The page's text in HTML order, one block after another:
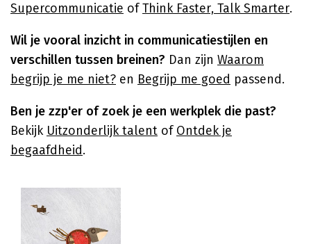
Supercommunicatie ofThink Faster, Talk Smarter.
Wil je vooral inzicht in communicatiestijlen en
verschillen tussen breinen? Dan zijn Waarom
begrijp je me niet? en Begrijp me goed passend.
Ben je zzp'er of zoek je een werkplek die past?
Bekijk Uitzonderlijk talent of Ontdek je
begaafdheid.